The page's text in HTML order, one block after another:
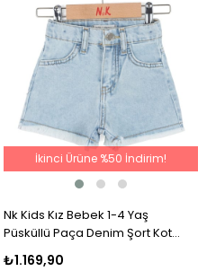
Nk Kids Kız Bebek 1-4 Yaş
Püsküllü Paça Denim Şort Kot
Mavi
₺1.169,90
İkinci Ürüne %50 İndirim!